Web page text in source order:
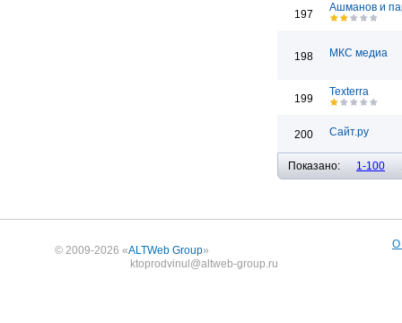
197
Ашманов и
198 МКС медиа
199
Texterra
200 Сайт.ру
Показано: 1-100
© 2009-2026 «ALTWeb Group»
ktoprodvinul@altweb-group.ru
О